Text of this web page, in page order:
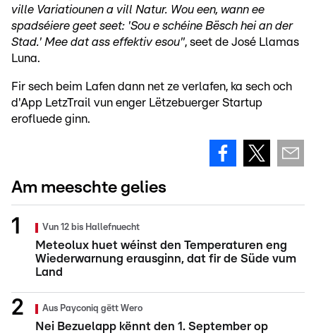
ville Variatiounen a vill Natur. Wou een, wann ee
spadséiere geet seet: 'Sou e schéine Bësch hei an der
Stad.' Mee dat ass effektiv esou", seet de José Llamas
Luna.
Fir sech beim Lafen dann net ze verlafen, ka sech och
d'App LetzTrail vun enger Lëtzebuerger Startup
erofluede ginn.
Am meeschte gelies
Vun 12 bis Hallefnuecht
Meteolux huet wéinst den Temperaturen eng
Wiederwarnung erausginn, dat fir de Süde vum
Land
Aus Payconiq gëtt Wero
Nei Bezuelapp kënnt den 1. September op